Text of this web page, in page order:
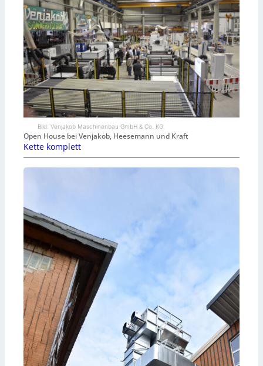
Bild: Venjakob Maschinenbau GmbH & Co. KG
Open House bei Venjakob, Heesemann und Kraft
Kette komplett